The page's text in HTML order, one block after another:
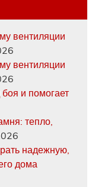
вентиляции
вентиляции
и помогает
тепло,
надежную,
дома